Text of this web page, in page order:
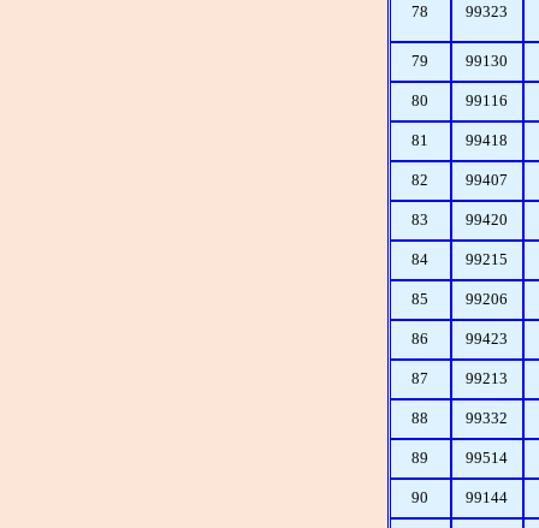
78 99323
79 99130
80 99116
81 99418
82 99407
83 99420
84 99215
85 99206
86 99423
87 99213
88 99332
89 99514
90 99144